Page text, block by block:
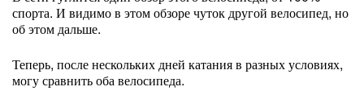
спорта. И видимо в этом обзоре чуток другой велосипед, но
об этом дальше.
Теперь, после нескольких дней катания в разных условиях,
могу сравнить оба велосипеда.